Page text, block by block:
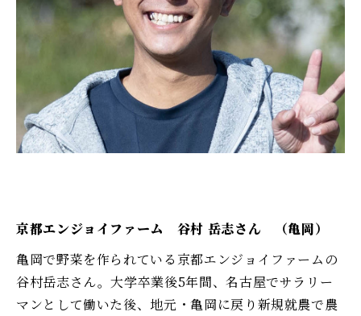
京都エンジョイファーム 谷村 岳志さん （亀岡）
亀岡で野菜を作られている京都エンジョイファームの
谷村岳志さん。大学卒業後5年間、名古屋でサラリー
マンとして働いた後、地元・亀岡に戻り新規就農で農